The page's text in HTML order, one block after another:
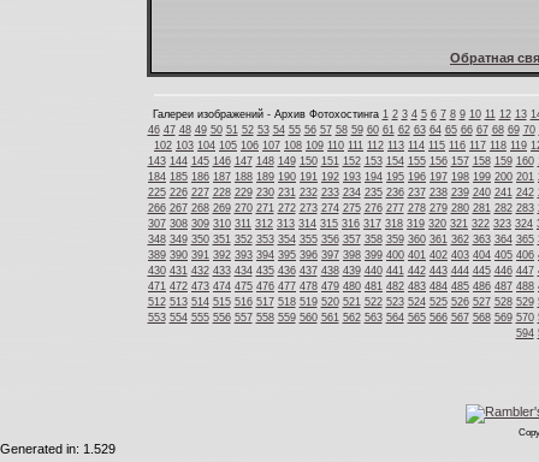
Обратная
Галереи изображений - Архив Фотохостинга 1 2 3 4 5 6 7 8 9 10 11 12 13
46 47 48 49 50 51 52 53 54 55 56 57 58 59 60 61 62 63 64 65 66 67 68 69 70
102 103 104 105 106 107 108 109 110 111 112 113 114 115 116 117 118 119
143 144 145 146 147 148 149 150 151 152 153 154 155 156 157 158 159 160
184 185 186 187 188 189 190 191 192 193 194 195 196 197 198 199 200 201
225 226 227 228 229 230 231 232 233 234 235 236 237 238 239 240 241 242
266 267 268 269 270 271 272 273 274 275 276 277 278 279 280 281 282 283
307 308 309 310 311 312 313 314 315 316 317 318 319 320 321 322 323 324
348 349 350 351 352 353 354 355 356 357 358 359 360 361 362 363 364 365
389 390 391 392 393 394 395 396 397 398 399 400 401 402 403 404 405 406
430 431 432 433 434 435 436 437 438 439 440 441 442 443 444 445 446 447
471 472 473 474 475 476 477 478 479 480 481 482 483 484 485 486 487 488
512 513 514 515 516 517 518 519 520 521 522 523 524 525 526 527 528 529
553 554 555 556 557 558 559 560 561 562 563 564 565 566 567 568 569 570
594
Generated in: 1.529